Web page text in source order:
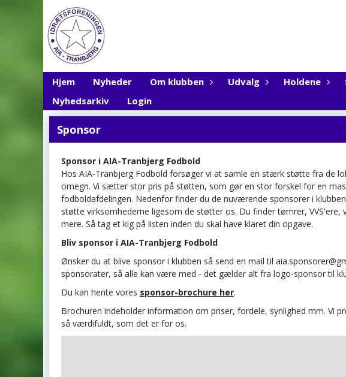
Hjem Nyheder Om klubben Udvalg Holdene
Nyhedsarkiv
Login
Sponsor
Sponsor i AIA-Tranbjerg Fodbold
Hos AIA-Tranbjerg Fodbold forsøger vi at samle en stærk støtte fra de
omegn. Vi sætter stor pris på støtten, som gør en stor forskel for en
fodboldafdelingen. Nedenfor finder du de nuværende sponsorer i
støtte virksomhederne ligesom de støtter os. Du finder tømrer,
mere. Så tag et kig på listen inden du skal have klaret din opgave.
Bliv sponsor i AIA-Tranbjerg Fodbold
Ønsker du at blive sponsor i klubben så send en mail til
sponsorater, så alle kan være med - det gælder alt fra logo-sponsor til
Du kan hente vores sponsor-brochure her.
Brochuren indeholder information om priser, fordele, synlighed mm. Vi
så værdifuldt, som det er for os.